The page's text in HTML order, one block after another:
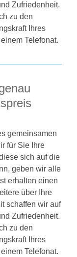
Zufriedenheit.
zu den
Ihres
Telefonat.
gemeinsamen
für Sie Ihre
sich auf die
geben wir alle
erhalten einen
über Ihre
schaffen wir auf
Zufriedenheit.
zu den
Ihres
Telefonat.